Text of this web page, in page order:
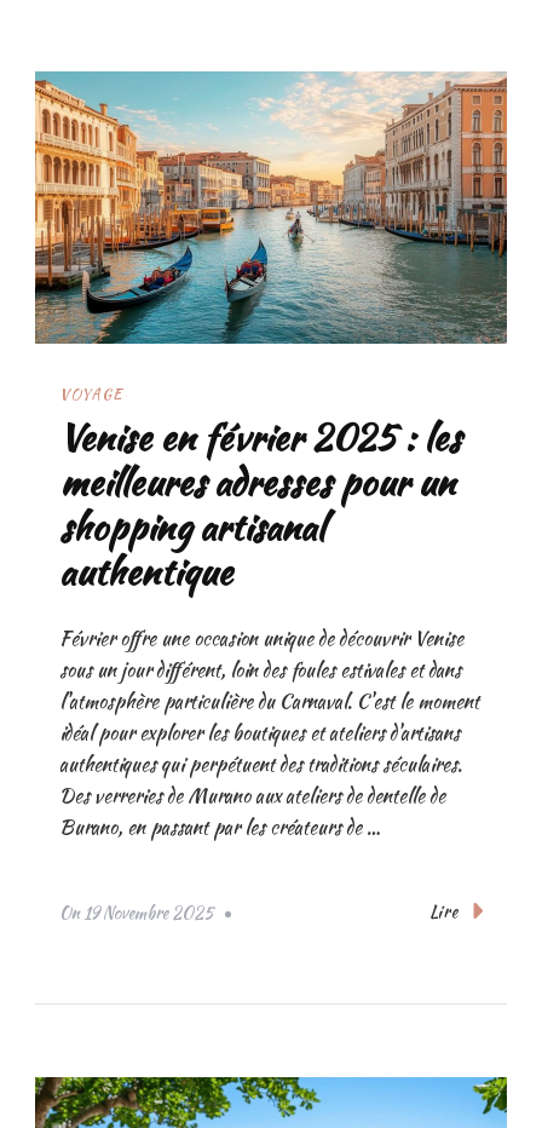
VOYAGE
Venise en février 2025 : les
meilleures adresses pour un
shopping artisanal
authentique
Février offre une occasion unique de découvrir Venise
sous un jour différent, loin des foules estivales et dans
l'atmosphère particulière du Carnaval. C'est le moment
idéal pour explorer les boutiques et ateliers d'artisans
authentiques qui perpétuent des traditions séculaires.
Des verreries de Murano aux ateliers de dentelle de
Burano, en passant par les créateurs de …
On 19 Novembre 2025 Lire